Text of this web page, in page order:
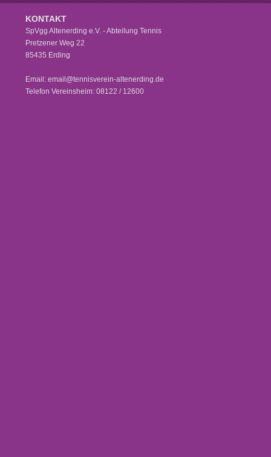
KONTAKT
SpVgg Altenerding e.V. - Abteilung Tennis
Pretzener Weg 22
85435 Erding
Email: email@tennisverein-altenerding.de
Telefon Vereinsheim: 08122 / 12600